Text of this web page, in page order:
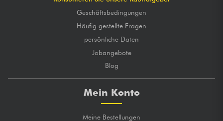
Geschäftsbedingungen
Häufig gestellte Fragen
persönliche Daten
Jobangebote
Blog
Mein Konto
Meine Bestellungen